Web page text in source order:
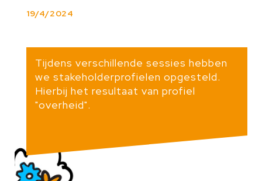
19/4/2024
Tijdens verschillende sessies hebben
we stakeholderprofielen opgesteld.
Hierbij het resultaat van profiel
"overheid".